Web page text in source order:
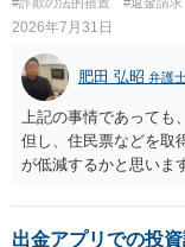
2026年7月31日
肥田 弘昭 弁護
上記の事情であっても
但し、住民票などを取
が低減するかと思いま
出金アプリでの投